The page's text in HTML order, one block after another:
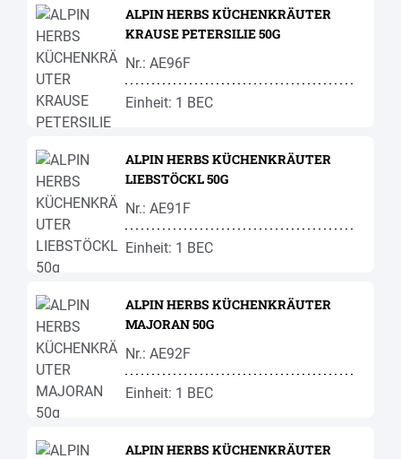
ALPIN HERBS KÜCHENKRÄUTER
KRAUSE PETERSILIE 50G
Nr.: AE96F
Einheit: 1 BEC
ALPIN HERBS KÜCHENKRÄUTER
LIEBSTÖCKL 50G
Nr.: AE91F
Einheit: 1 BEC
ALPIN HERBS KÜCHENKRÄUTER
MAJORAN 50G
Nr.: AE92F
Einheit: 1 BEC
ALPIN HERBS KÜCHENKRÄUTER